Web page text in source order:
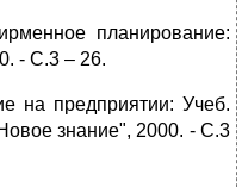
планирование:
- С.3 – 26.
на предприятии: Учеб.
знание", 2000. - С.3